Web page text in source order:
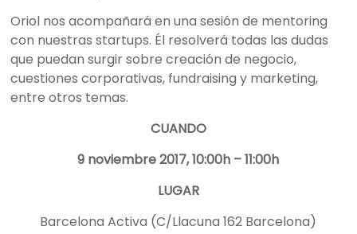
Oriol nos acompañará en una sesión de mentoring
con nuestras startups. Él resolverá todas las dudas
que puedan surgir sobre creación de negocio,
cuestiones corporativas, fundraising y marketing,
entre otros temas.
CUANDO
9 noviembre 2017, 10:00h – 11:00h
LUGAR
Barcelona Activa (C/Llacuna 162 Barcelona)